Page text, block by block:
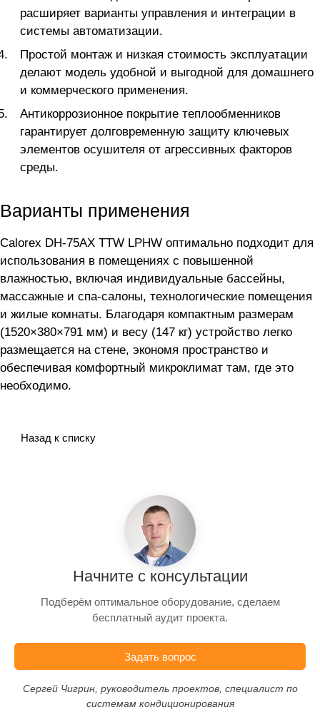
расширяет варианты управления и интеграции в
системы автоматизации.
Простой монтаж и низкая стоимость эксплуатации
делают модель удобной и выгодной для домашнего
и коммерческого применения.
Антикоррозионное покрытие теплообменников
гарантирует долговременную защиту ключевых
элементов осушителя от агрессивных факторов
среды.
Варианты применения
Calorex DH-75AX TTW LPHW оптимально подходит для
использования в помещениях с повышенной
влажностью, включая индивидуальные бассейны,
массажные и спа-салоны, технологические помещения
и жилые комнаты. Благодаря компактным размерам
(1520×380×791 мм) и весу (147 кг) устройство легко
размещается на стене, экономя пространство и
обеспечивая комфортный микроклимат там, где это
необходимо.
Назад к списку
Начните с консультации
Подберём оптимальное оборудование, сделаем
бесплатный аудит проекта.
Задать вопрос
Сергей Чигрин, руководитель проектов, специалист по
системам кондиционирования